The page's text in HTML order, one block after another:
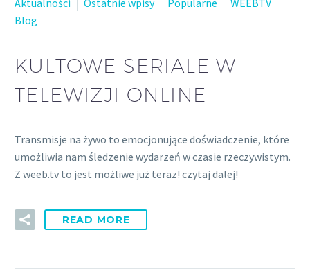
Aktualności
Ostatnie wpisy Popularne
WEEBTV
Blog
KULTOWE SERIALE W
TELEWIZJI ONLINE
Transmisje na żywo to emocjonujące doświadczenie, które
umożliwia nam śledzenie wydarzeń w czasie rzeczywistym.
Z weeb.tv to jest możliwe już teraz! czytaj dalej!
READ MORE